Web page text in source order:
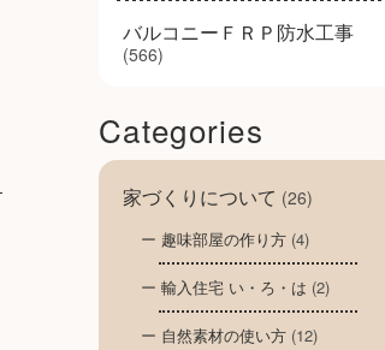
バルコニーＦＲＰ防水工事
(566)
Categories
家づくりについて (26)
趣味部屋の作り方 (4)
輸入住宅 い・ろ・は (2)
自然素材の使い方 (12)